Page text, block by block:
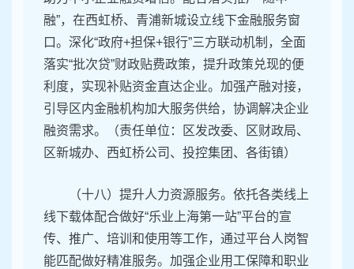
融”，在西虹桥、青浦新城设立线下金融服务窗
口。深化“政府+担保+银行”三方联动机制，全面
落实“批次贷”财政贴费政策，提升政策兑现的便
利度，实现补贴资金直达企业。加强产融对接，
引导区内金融机构加大服务供给，协调解决企业
融资需求。（责任单位：区发改委、区财政局、
区新城办、西虹桥公司、投控集团、各街镇）
（十八）提升人力资源服务。依托各类线上
线下载体配合做好“乐业上海第一站”平台的宣
传、推广、培训和使用等工作，通过平台人岗智
能匹配做好精准服务。加强企业用工保障和职业